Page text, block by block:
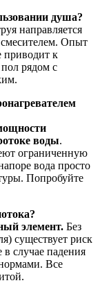
душа?
направляется
смесителем. Опыт
приводит к
рядом с
воды.
ограниченную
вода просто
Попробуйте
элемент. Без
существует риск
в случае падения
Все